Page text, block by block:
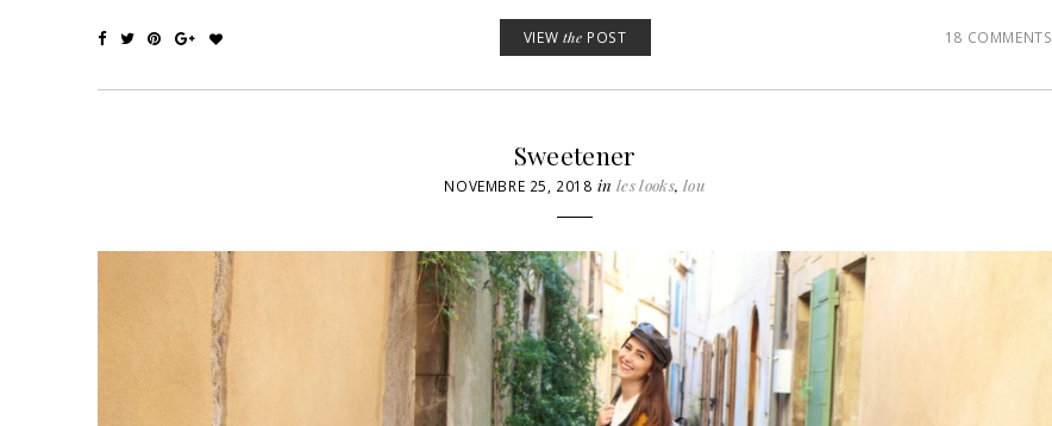
VIEW the POST 18 COMMENTS
Sweetener
NOVEMBRE 25, 2018 in les looks, lou